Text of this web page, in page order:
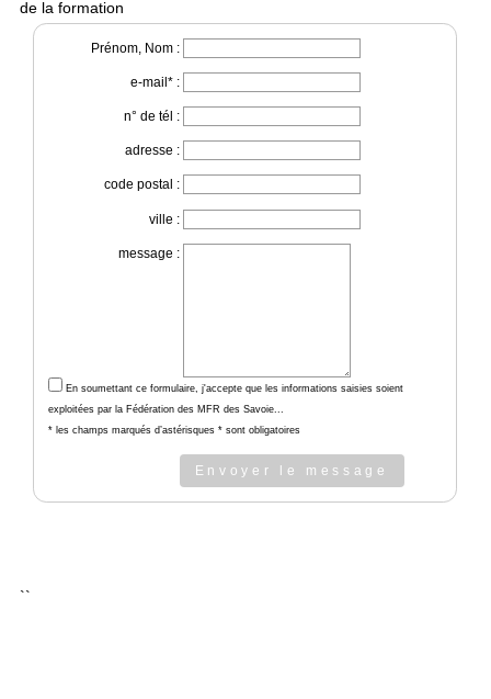
de la formation
Prénom, Nom :
e-mail* :
n° de tél :
adresse :
code postal :
ville :
message :
En soumettant ce formulaire, j'accepte que les informations saisies soient
exploitées par la Fédération des MFR des Savoie...
* les champs marqués d’astérisques * sont obligatoires
Envoyer le message
``